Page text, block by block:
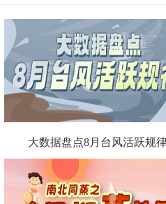
大数据盘点8月台风活跃规